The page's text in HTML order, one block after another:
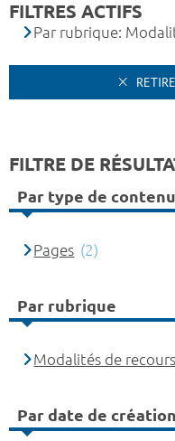
FILTRES ACTIFS
Par rubrique:
FILTRE DE
Par type de contenu
Pages (2)
Par rubrique
Modalités de recours
Par date de création